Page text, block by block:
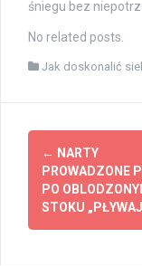
śniegu bez
No related posts.
Jak doskonalić
Post
navigation
← NARTY
PROWADZONE
PO
STOKU